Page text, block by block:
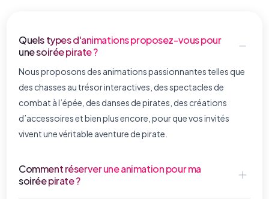
Quels types d'animations proposez-vous pour
une soirée pirate ?
Nous proposons des animations passionnantes telles que
des chasses au trésor interactives, des spectacles de
combat à l’épée, des danses de pirates, des créations
d’accessoires et bien plus encore, pour que vos invités
vivent une véritable aventure de pirate.
Comment réserver une animation pour ma
soirée pirate ?